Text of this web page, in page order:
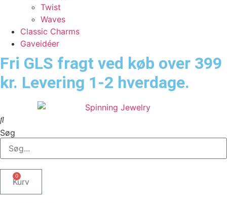
Twist
Waves
Classic Charms
Gaveidéer
Fri GLS fragt ved køb over 399
kr. Levering 1-2 hverdage.
Søg
0
Kurv